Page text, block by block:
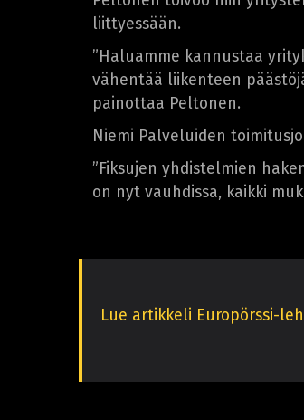
liittyessään.
”Haluamme kannustaa
vähentää liikenteen
painottaa Peltonen.
Niemi Palveluiden
”Fiksujen yhdistelmien
on nyt vauhdissa, kaikki
Lue artikkeli Europörssi-